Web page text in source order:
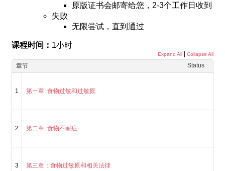
原版证书会邮寄给您，2-3个工作日收到
失败
无限尝试，直到通过
课程时间： 1小时
Expand All Collapse All
章节 Status
1 第一章: 食物过敏和过敏原
2 第二章: 食物不耐症
3 第三章：食物过敏原和相关法律